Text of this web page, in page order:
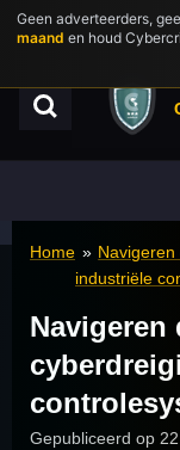
Geen adverteerders,
maand en houd
Ga
direct
hoofdinhoud
Home »
industriële
Navigeren
Gepubliceerd op